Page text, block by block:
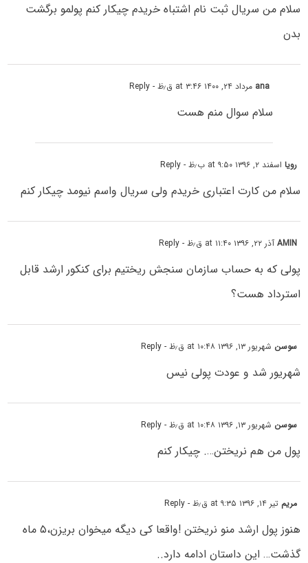
سلام من سریال ثبت نام اشتباه خریدم چیکار کنم پولمو برگشت
بدن
ana مرداد ۲۴, ۱۴۰۰ at ۳:۴۶ ق٫ظ - Reply
سلام سوال منم هست
رویااسفند ۲, ۱۳۹۶ at ۹:۵۰ ب٫ظ - Reply
سلام من کارت اعتباری خریدم ولی سریال واسم نیومد چیکار کنم
AMINآذر ۲۲, ۱۳۹۶ at ۱۱:۴۰ ق٫ظ - Reply
پولی که به حساب سازمان سنجش ریختیم برای کنکور ارشد قابل
استرداد هست؟
سوسن شهریور ۱۳, ۱۳۹۶ at ۱۰:۴۸ ق٫ظ - Reply
شهریور شد و عودت پولی نیس
سوسن شهریور ۱۳, ۱۳۹۶ at ۱۰:۴۸ ق٫ظ - Reply
پول من هم نریختن…. چیکار کنم
مریم تیر ۱۴, ۱۳۹۶ at ۹:۳۵ ق٫ظ - Reply
هنوز پول ارشد منو نریختن !واقعا کی دیگه میخوان بریزن،۵ ماه
گذشت… این داستان ادامه دارد..